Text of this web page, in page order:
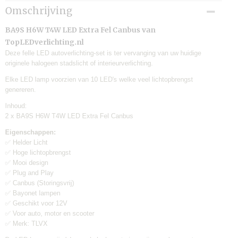
Productcode
BA9S Extra Fel
Levertijd:
één werkdag
Merk:
TLVX
€0,95
Omschrijving
BA9S H6W T4W LED Extra Fel Canbus van
TopLEDverlichting.nl
Deze felle LED autoverlichting-set is ter vervanging van uw huidige
originele halogeen stadslicht of interieurverlichting.
Elke LED lamp voorzien van 10 LED's welke veel lichtopbrengst
genereren.
Inhoud:
2 x BA9S H6W T4W LED Extra Fel Canbus
Eigenschappen:
✅ Helder Licht
✅ Hoge lichtopbrengst
✅ Mooi design
✅ Plug and Play
✅ Canbus (Storingsvrij)
✅ Bayonet lampen
✅ Geschikt voor 12V
✅ Voor auto, motor en scooter
✅ Merk: TLVX